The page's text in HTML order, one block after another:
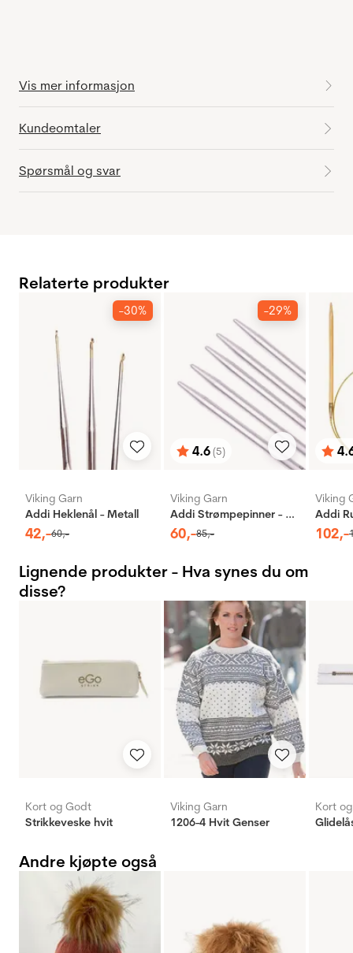
Vis mer informasjon
Kundeomtaler
Spørsmål og svar
Relaterte produkter
-30%
Viking Garn
Addi Heklenål - Metall
42,-60,-
-29%
Karakter:
4.6(5)
av 5 mulige
Viking Garn
Addi Strømpepinner - Aluminium
60,-85,-
av 5
Viking
102,-
Lignende produkter - Hva synes du om
disse?
Kort og Godt
Strikkeveske hvit
Viking Garn
1206-4 Hvit Genser
Kort
Andre kjøpte også